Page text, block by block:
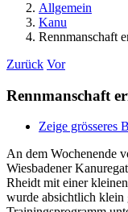
Allgemein
Kanu
Rennmanschaft
Zurück Vor
Rennmanschaft
Zeige grösseres
An dem Wochenende
Wiesbadener
Rheidt mit einer
wurde absichtlich klein